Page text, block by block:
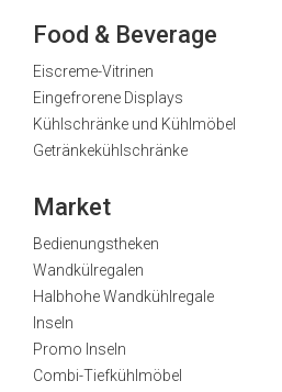
Food & Beverage
Eiscreme-Vitrinen
Eingefrorene Displays
Kühlschränke und Kühlmöbel
Getränkekühlschränke
Market
Bedienungstheken
Wandkülregalen
Halbhohe Wandkühlregale
Inseln
Promo Inseln
Combi-Tiefkühlmöbel